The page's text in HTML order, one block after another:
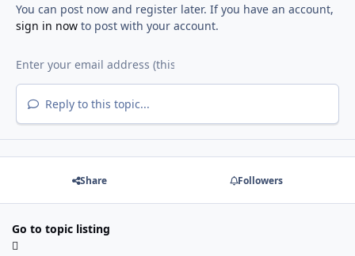
You can post now and register later. If you have an account,
sign in nowto post with your account.
Reply to this topic...
Share Followers
Go to topic listing